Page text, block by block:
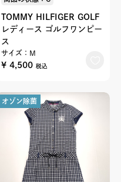
TOMMY HILFIGER GOLF
レディース ゴルフワンピー
ス
サイズ：M
¥ 4,500 税込
オゾン除菌